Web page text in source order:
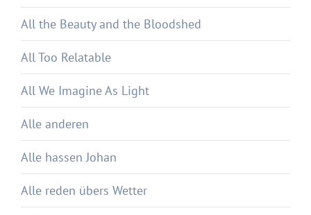
All the Beauty and the Bloodshed
All Too Relatable
All We Imagine As Light
Alle anderen
Alle hassen Johan
Alle reden übers Wetter